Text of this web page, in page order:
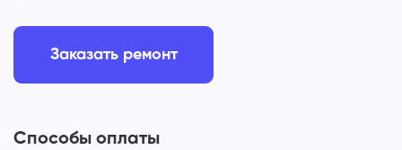
Заказать ремонт
Способы оплаты